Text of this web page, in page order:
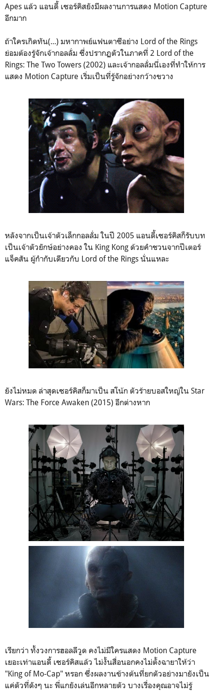
Apes แล้ว แอนดี้ เซอร์คิสยังมีผลงานการแสดง Motion Capture
อีกมาก
ถ้าใครเกิดทัน(...) มหากาพย์แฟนตาซีอย่าง Lord of the Rings
ย่อมต้องรู้จักเจ้ากอลลั่ม ซึ่งปรากฏตัวในภาคที่ 2 Lord of the
Rings: The Two Towers (2002) และเจ้ากอลลั่มนี่เองที่ทำให้การ
แสดง Motion Capture เริ่มเป็นที่รู้จักอย่างกว้างขวาง
หลังจากเป็นเจ้าตัวเล็กกอลลั่ม ในปี 2005 แอนดี้เซอร์คิสก็รับบท
เป็นเจ้าตัวยักษ์อย่างคอง ใน King Kong ด้วยคำชวนจากปีเตอร์
แจ็คสัน ผู้กำกับเดียวกับ Lord of the Rings นั่นแหละ
ยังไม่หมด ล่าสุดเซอร์คิสก็มาเป็น สโน้ก ตัวร้ายบอสใหญ่ใน Star
Wars: The Force Awaken (2015) อีกต่างหาก
เรียกว่า ทั้งวงการฮอลลีวูด คงไม่มีใครแสดง Motion Capture
เยอะเท่าแอนดี้ เซอร์คิสแล้ว ไม่งั้นสื่อนอกคงไม่ตั้งฉายาให้ว่า
"King of Mo-Cap" หรอก ซึ่งผลงานข้างต้นที่ยกตัวอย่างมายังเป็น
แค่ตัวที่ดังๆ นะ พี่แกยังเล่นอีกหลายตัว บางเรื่องคุณอาจไม่รู้